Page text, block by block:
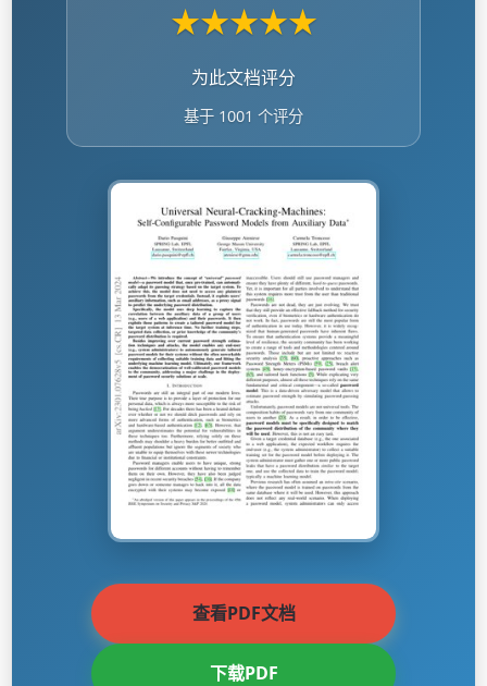
★★★★★
为此文档评分
基于 1001 个评分
查看PDF文档
下载PDF